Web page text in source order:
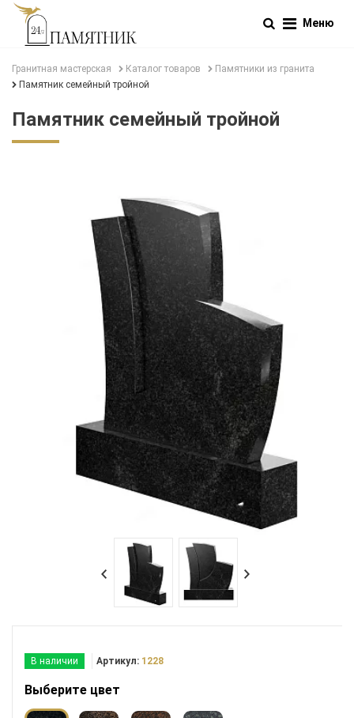
Меню
Гранитная мастерская Каталог товаров
Памятники из гранита
Памятник семейный тройной
Памятник семейный тройной
В наличии Артикул: 1228
Выберите цвет